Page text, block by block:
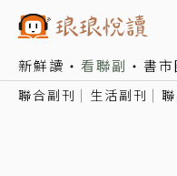
新鮮讀 看聯副 書市
聯合副刊 生活副刊